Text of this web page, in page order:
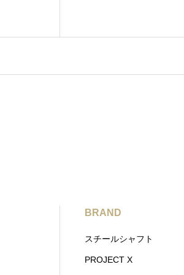
BRAND
スチールシャフト
PROJECT X